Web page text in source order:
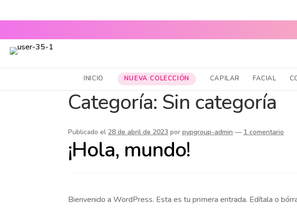
CABELLO SANO, PIEL RADIANTE Y MAQUILLAJE TOP
INICIO NUEVA COLECCIÓN CAPILAR FACIAL
Categoría: Sin categoría
Publicado el 28 de abril de 2023 porpypgroup-admin — 1 comentario
¡Hola, mundo!
Bienvenido a WordPress. Esta es tu primera entrada. Edítala o